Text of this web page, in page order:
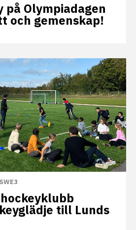
på Olympiadagen
och gemenskap!
SWE3
till Lunds